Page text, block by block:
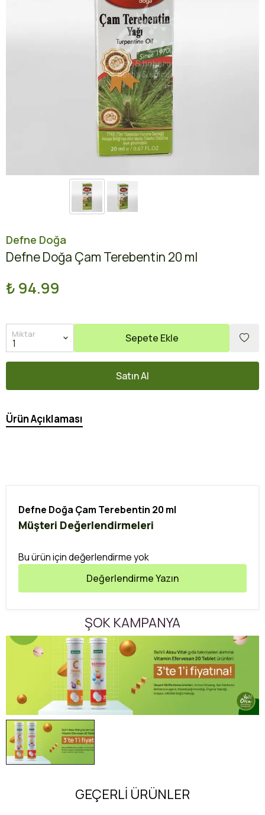
Defne Doğa
Defne Doğa Çam Terebentin 20 ml
₺ 94.99
Miktar Sepete Ekle
Satın Al
Ürün Açıklaması
Defne Doğa Çam Terebentin 20 ml
Müşteri Değerlendirmeleri
Bu ürün için değerlendirme yok
Değerlendirme Yazın
ŞOK KAMPANYA
GEÇERLİ ÜRÜNLER